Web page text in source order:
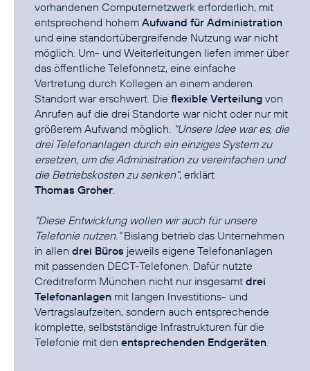
vorhandenen Computernetzwerk erforderlich, mit
entsprechend hohem Aufwand für Administration
und eine standortübergreifende Nutzung war nicht
möglich. Um- und Weiterleitungen liefen immer über
das öffentliche Telefonnetz, eine einfache
Vertretung durch Kollegen an einem anderen
Standort war erschwert. Die flexible Verteilung von
Anrufen auf die drei Standorte war nicht oder nur mit
größerem Aufwand möglich. "Unsere Idee war es, die
drei Telefonanlagen durch ein einziges System zu
ersetzen, um die Administration zu vereinfachen und
die Betriebskosten zu senken", erklärt
Thomas Groher
"Diese Entwicklung wollen wir auch für unsere
Telefonie nutzen."Bislang betrieb das Unternehmen
in allen drei Büros jeweils eigene Telefonanlagen
mit passenden DECT-Telefonen. Dafür nutzte
Creditreform München nicht nur insgesamt drei
Telefonanlagen mit langen Investitions- und
Vertragslaufzeiten, sondern auch entsprechende
komplette, selbstständige Infrastrukturen für die
Telefonie mit den entsprechenden Endgeräten